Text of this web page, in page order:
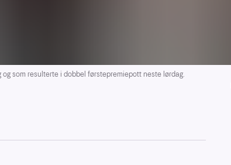
som resulterte i dobbel førstepremiepott neste lørdag.